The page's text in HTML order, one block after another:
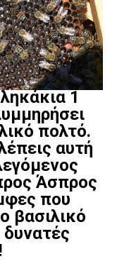
1
πολτό.
αυτή
Άσπρος
που
βασιλικό
δυνατές